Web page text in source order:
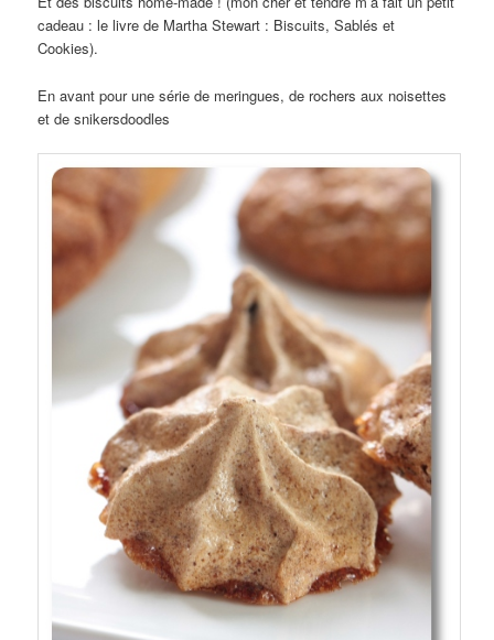
cadeau : le livre de Martha Stewart : Biscuits, Sablés et
Cookies).
En avant pour une série de meringues, de rochers aux noisettes
et de snikersdoodles